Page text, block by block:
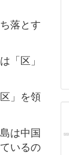
落とす
「区」
」を領
は中国
いるの